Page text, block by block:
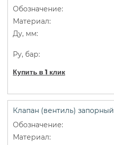
Купить в 1 клик
Клапан (вентиль) запорный